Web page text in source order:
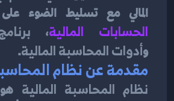
المالي مع تسليط الضوء
الحسابات المالية،
وأدوات المحاسبة المالية.
مقدمة عن نظام
نظام المحاسبة المالية